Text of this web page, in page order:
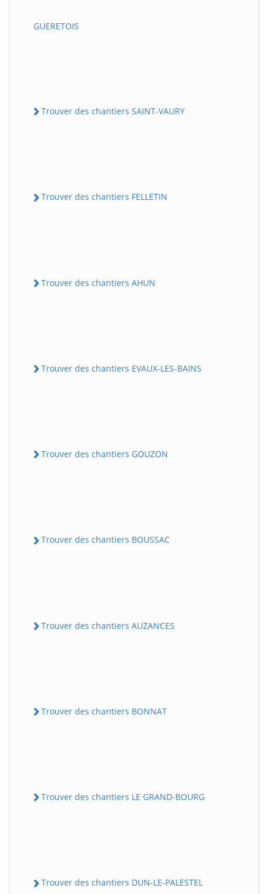
GUERETOIS
Trouver des chantiers SAINT-VAURY
Trouver des chantiers FELLETIN
Trouver des chantiers AHUN
Trouver des chantiers EVAUX-LES-BAINS
Trouver des chantiers GOUZON
Trouver des chantiers BOUSSAC
Trouver des chantiers AUZANCES
Trouver des chantiers BONNAT
Trouver des chantiers LE GRAND-BOURG
Trouver des chantiers DUN-LE-PALESTEL